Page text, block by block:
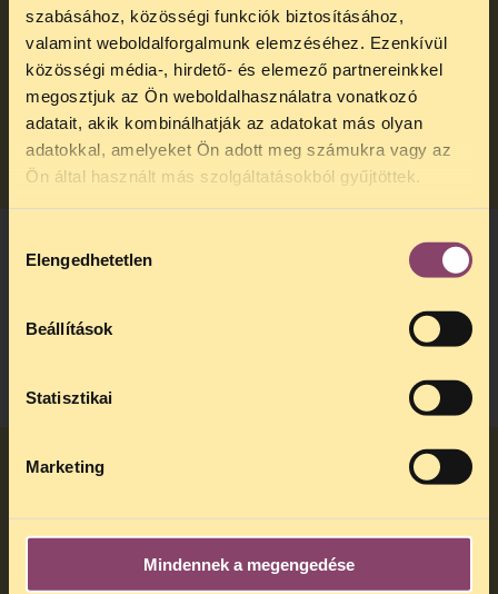
szabásához, közösségi funkciók biztosításához,
valamint weboldalforgalmunk elemzéséhez. Ezenkívül
közösségi média-, hirdető- és elemező partnereinkkel
megosztjuk az Ön weboldalhasználatra vonatkozó
adatait, akik kombinálhatják az adatokat más olyan
adatokkal, amelyeket Ön adott meg számukra vagy az
Ön által használt más szolgáltatásokból gyűjtöttek.
kiválasztása
Elengedhetetlen
Beállítások
Statisztikai
Marketing
Mindennek a megengedése
Mik a minősített dokumentumok, amikről nem
adható ki tájékoztatás?
NEXT
Van valamilyen formai követelménye az
teljesítésére és hogy történik a teljesítés?
NEXT